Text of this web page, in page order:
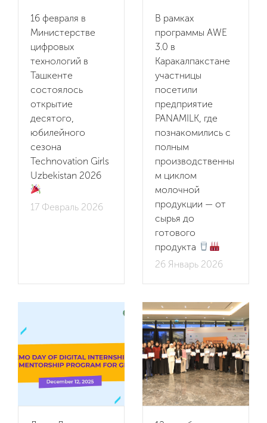
16 февраля в
Министерстве
цифровых
технологий в
Ташкенте
состоялось
открытие
десятого,
юбилейного
сезона
Technovation Girls
Uzbekistan 2026
17 Февраль 2026
В рамках
программы AWE
3.0 в
Каракалпакстане
участницы
посетили
предприятие
PANAMILK, где
познакомились с
полным
производственны
м циклом
молочной
продукции — от
сырья до
готового
продукта
26 Январь 2026